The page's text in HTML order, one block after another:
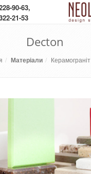
90-63,
21-53
Decton
Матеріали Керамограніт